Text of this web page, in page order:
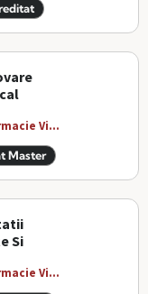
Vi...
Master
Si
Vi...